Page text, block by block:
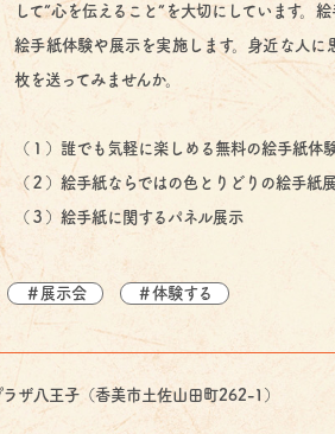
して”心を伝えること”を大切にしています。
絵手紙体験や展示を実施します。身近な人に
枚を送ってみませんか。
（１）誰でも気軽に楽しめる無料の絵手紙体
（２）絵手紙ならではの色とりどりの絵手紙展
（３）絵手紙に関するパネル展示
＃展示会 ＃体験する
ザ八王子（香美市土佐山田町262-1）